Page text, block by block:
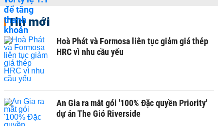
Tin mới
Hoà Phát và Formosa liên tục giảm giá thép
HRC vì nhu cầu yếu
An Gia ra mắt gói '100% Đặc quyền Priority'
dự án The Gió Riverside